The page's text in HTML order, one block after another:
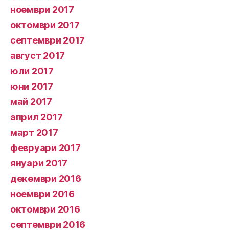
ноември 2017
октомври 2017
септември 2017
август 2017
юли 2017
юни 2017
май 2017
април 2017
март 2017
февруари 2017
януари 2017
декември 2016
ноември 2016
октомври 2016
септември 2016